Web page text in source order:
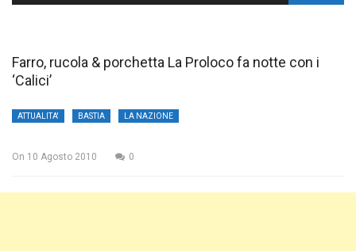
Farro, rucola & porchetta La Proloco fa notte con i
‘Calici’
ATTUALITA' BASTIA LA NAZIONE
On 10 Agosto 2010 0